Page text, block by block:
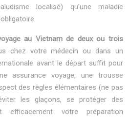
localisé) qu’une maladie
au Vietnam de deux ou trois
chez votre médecin ou dans un
avant le départ suffit pour
assurance voyage, une trousse
des règles élémentaires (ne pas
les glaçons, se protéger des
efficacement votre préparation